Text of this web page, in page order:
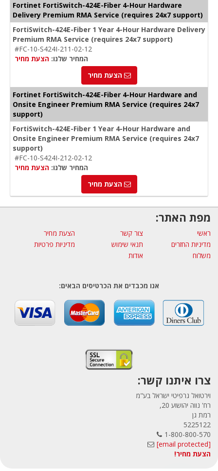
Fortinet FortiSwitch-424E-Fiber 4-Hour Hardware
Delivery Premium RMA Service (requires 24x7 support)
FortiSwitch-424E-Fiber 1 Year 4-Hour Hardware Delivery
Premium RMA Service (requires 24x7 support)
#FC-10-S424I-211-02-12
המחיר שלנו: הצעת מחיר
הצעת מחיר
Fortinet FortiSwitch-424E-Fiber 4-Hour Hardware and
Onsite Engineer Premium RMA Service (requires 24x7
support)
FortiSwitch-424E-Fiber 1 Year 4-Hour Hardware and
Onsite Engineer Premium RMA Service (requires 24x7
support)
#FC-10-S424I-212-02-12
המחיר שלנו: הצעת מחיר
הצעת מחיר
מפת האתר:
ראשי צור קשר
הצעת מחיר
מדיניות החזרים
תנאי שימוש
מדיניות פרטיות
משלוח
אודות
אנו מכבדים את הכרטיסים הבאים:
צרו איתנו קשר:
וירטואל גרפיטי ישראל בע"מ
רח' נווה יהושוע 20,
רמת גן
5225122
1-800-800-570
[email protected]
הצעת מחיר!